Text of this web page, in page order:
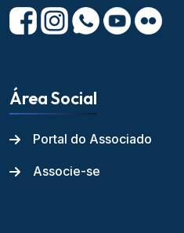
Área Social
Portal do Associado
Associe-se